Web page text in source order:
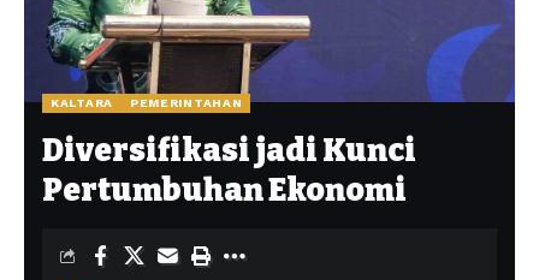
KALTARA PEMERINTAHAN
Diversifikasi jadi Kunci
Pertumbuhan Ekonomi